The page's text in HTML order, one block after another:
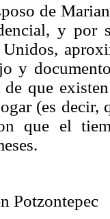
de
y por
Unidos,
y
de que
(es decir,
que el
Potzontepec